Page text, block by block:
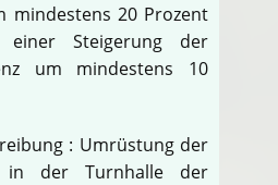
mindestens 20 Prozent
Steigerung der
um mindestens 10
: Umrüstung der
in der Turnhalle der